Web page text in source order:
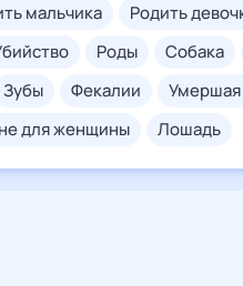
мальчика родить
убийство роды собака
зубы фекалии
для женщины лошадь